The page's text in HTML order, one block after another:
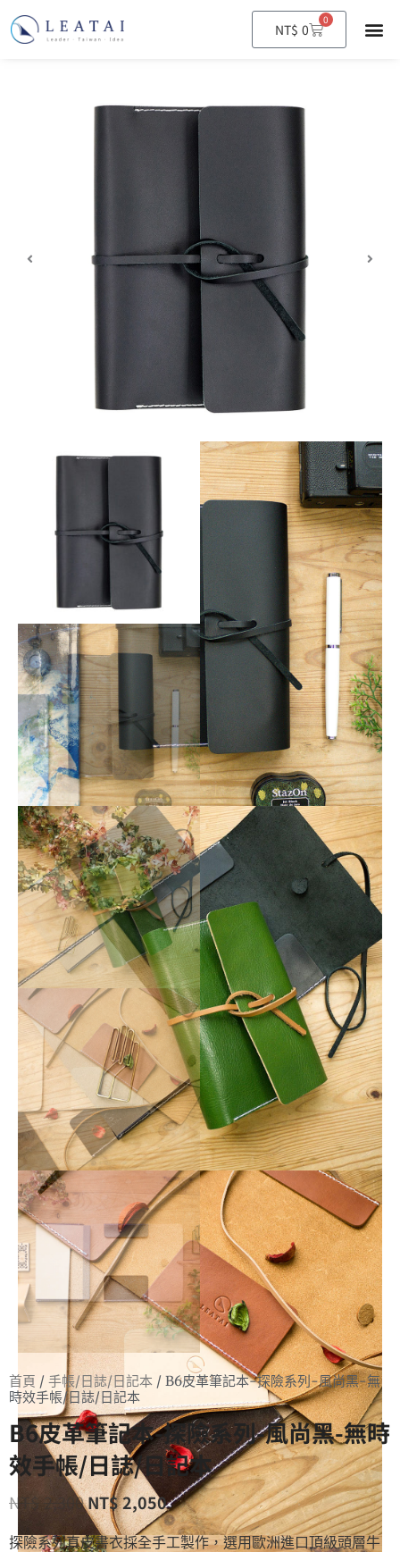
NT$ 0
0
購
物
首頁 / 手帳/日誌/日記本 / B6皮革筆記本-探險系列-風尚黑-無
時效手帳/日誌/日記本
B6皮革筆記本-探險系列-風尚黑-無時
效手帳/日誌/日記本
NT$2,300NT$2,050
探險系列真皮書衣採全手工製作，選用歐洲進口頂級頭層牛